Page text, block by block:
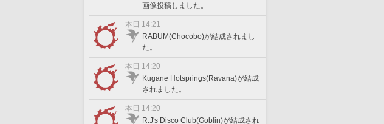
画像投稿しました。
本日 14:21
RABUM(Chocobo)が結成されまし
た。
本日 14:20
Kugane Hotsprings(Ravana)が結成
されました。
本日 14:20
R.J's Disco Club(Goblin)が結成され